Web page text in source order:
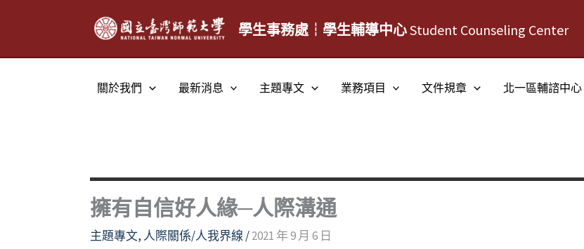
學生事務處┆學生輔導中心Student Counseling Center
關於我們 最新消息 主題專文 業務項目 文件規章 北一區輔諮中心
擁有自信好人緣─人際溝通
主題專文, 人際關係/人我界線 /2021 年 9 月 6 日